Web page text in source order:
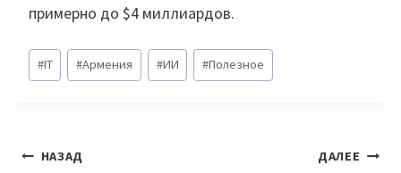
примерно до $4 миллиардов.
Метки
записи:
#IT #Армения #ИИ #Полезное
Навигация
НАЗАД ДАЛЕЕ